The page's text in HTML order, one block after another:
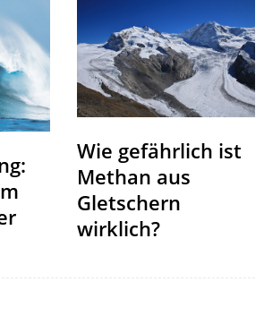
Wie gefährlich ist
Methan aus
Gletschern
wirklich?